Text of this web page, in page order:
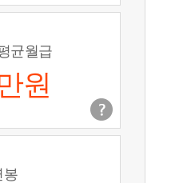
균월급
원
봉